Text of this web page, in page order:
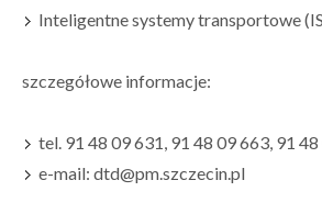
Inteligentne systemy transportowe
szczegółowe informacje:
tel. 91 48 09 631, 91 48 09 663, 91
e-mail: dtd@pm.szczecin.pl